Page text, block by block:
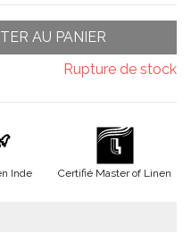
AU PANIER
Rupture de stock
Inde Certifié Master of Linen